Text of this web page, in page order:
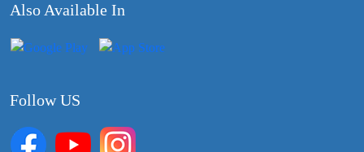
Also Available In
Follow US